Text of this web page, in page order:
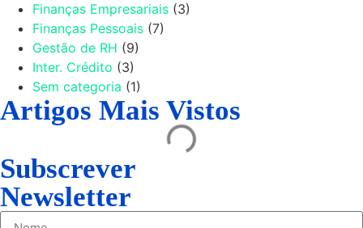
Finanças Empresariais (3)
Finanças Pessoais (7)
Gestão de RH (9)
Inter. Crédito (3)
Sem categoria (1)
Artigos Mais Vistos
Subscrever
Newsletter